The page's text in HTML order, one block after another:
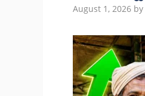
August 1, 2026 by